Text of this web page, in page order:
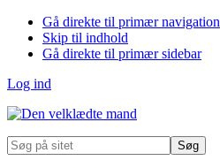
Gå direkte til primær navigation
Skip til indhold
Gå direkte til primær sidebar
Log ind
Søg
på